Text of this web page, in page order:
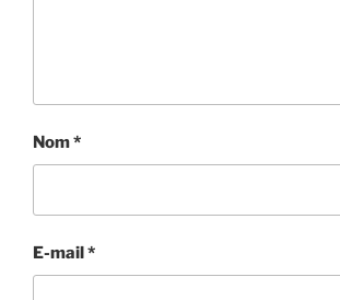
Nom*
E-mail *